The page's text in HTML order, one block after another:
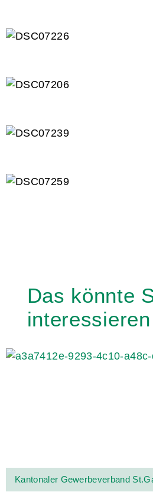
Das könnte
interessieren
Kantonaler Gewerbeverband